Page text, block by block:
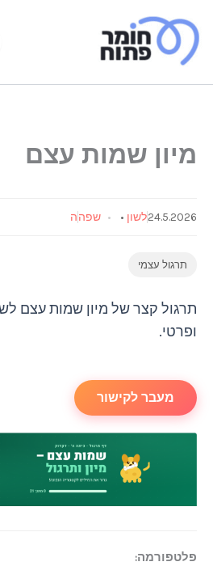
לתוכן
מיון שמות עצם
24.5.2026לשון • שפהה
תרגול עצמי
תרגול קצר של מיון שמות עצם
ופרטי.
מעבר לקישור
פלטפורמה: